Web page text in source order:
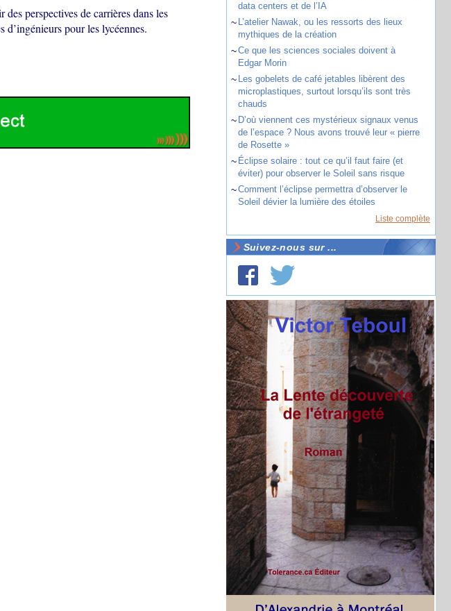
perspectives de carrières dans les
d’ingénieurs pour les lycéennes.
data centers et de l’IA
~ L’atelier Nawak, ou les ressorts des lieux
mythiques de la création
~Ce que les sciences sociales doivent à
Edgar Morin
~ Les gobelets de café jetables libèrent des
microplastiques, surtout lorsqu’ils sont très
chauds
~ D’où viennent ces mystérieux signaux venus
de l’espace ? Nous avons trouvé leur « pierre
de Rosette »
~ Éclipse solaire : tout ce qu’il faut faire (et
éviter) pour observer le Soleil sans risque
~Comment l’éclipse permettra d’observer le
Soleil dévier la lumière des étoiles
Liste complète
Suivez-nous sur ...